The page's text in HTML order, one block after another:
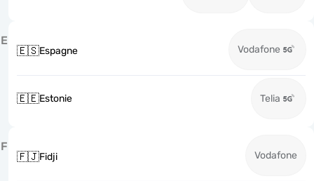
E
🇪🇸Espagne Vodafone
🇪🇪Estonie Telia
F
🇫🇯Fidji Vodafone